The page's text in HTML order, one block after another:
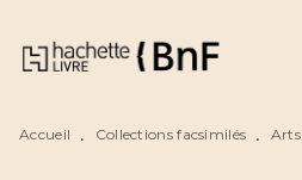
MENU RECHERCHE
Accueil • Collections facsimilés • Arts